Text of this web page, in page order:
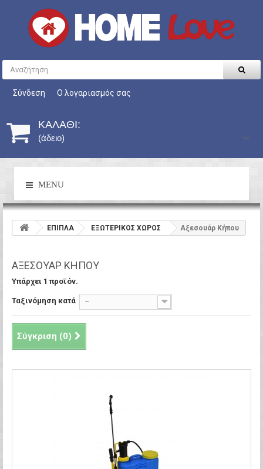
Σύνδεση Ο λογαριασμός σας
ΚΑΛΆΘΙ:
(άδειο)
MENU
ΕΠΙΠΛΑ ΕΞΩΤΕΡΙΚΟΣ ΧΩΡΟΣ Αξεσουάρ Κήπου
ΑΞΕΣΟΥΆΡ ΚΉΠΟΥ
Υπάρχει 1 προϊόν.
Ταξινόμηση κατά --
Σύγκριση (0)